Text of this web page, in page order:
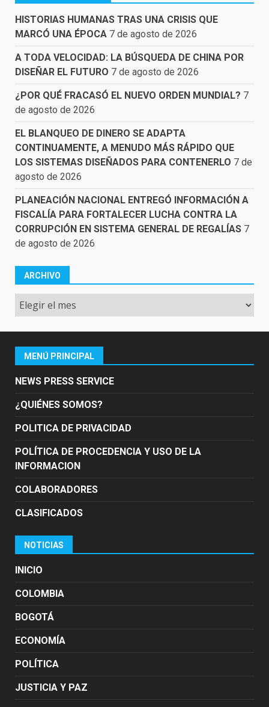
HISTORIAS HUMANAS TRAS UNA CRISIS QUE
MARCÓ UNA ÉPOCA 7 de agosto de 2026
A TODA VELOCIDAD: LA BÚSQUEDA DE CHINA POR
DISEÑAR EL FUTURO 7 de agosto de 2026
¿POR QUÉ FRACASÓ EL NUEVO ORDEN MUNDIAL? 7
de agosto de 2026
EL BLANQUEO DE DINERO SE ADAPTA
CONTINUAMENTE, A MENUDO MÁS RÁPIDO QUE
LOS SISTEMAS DISEÑADOS PARA CONTENERLO 7 de
agosto de 2026
PLANEACIÓN NACIONAL ENTREGÓ INFORMACIÓN A
FISCALÍA PARA FORTALECER LUCHA CONTRA LA
CORRUPCIÓN EN SISTEMA GENERAL DE REGALÍAS 7
de agosto de 2026
ARCHIVO
Archivo
MENÚ PRINCIPAL
NEWS PRESS SERVICE
¿QUIÉNES SOMOS?
POLITICA DE PRIVACIDAD
POLÍTICA DE PROCEDENCIA Y USO DE LA
INFORMACION
COLABORADORES
CLASIFICADOS
NOTICIAS
INICIO
COLOMBIA
BOGOTÁ
ECONOMÍA
POLÍTICA
JUSTICIA Y PAZ